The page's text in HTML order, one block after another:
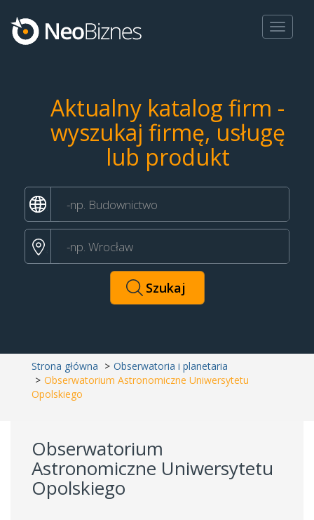
Toggle
Aktualny katalog firm -
wyszukaj firmę, usługę
lub produkt
Strona główna
Obserwatoria i planetaria
Obserwatorium Astronomiczne Uniwersytetu
Opolskiego
Obserwatorium
Astronomiczne Uniwersytetu
Opolskiego